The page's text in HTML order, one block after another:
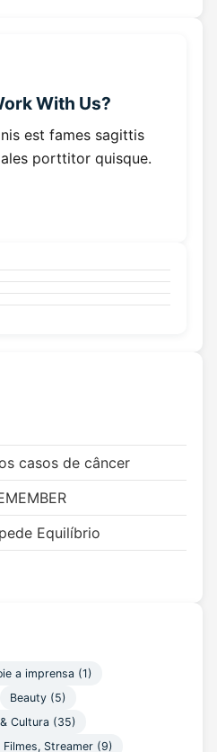
With Us?
est fames sagittis
porttitor quisque.
casos de câncer
Equilíbrio
a imprensa (1)
Beauty (5)
Cultura (35)
Filmes, Streamer (9)